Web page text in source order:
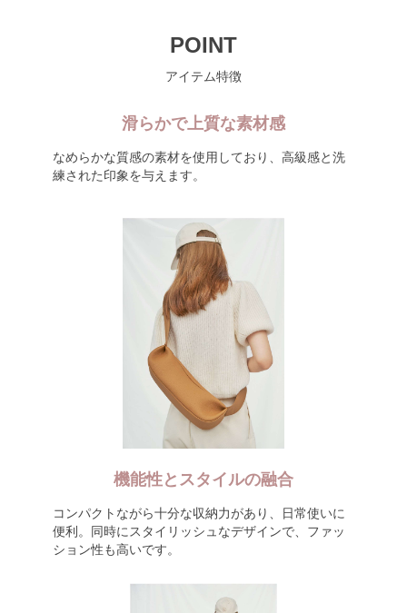
POINT
アイテム特徴
滑らかで上質な素材感
なめらかな質感の素材を使用しており、高級感と洗
練された印象を与えます。
機能性とスタイルの融合
コンパクトながら十分な収納力があり、日常使いに
便利。同時にスタイリッシュなデザインで、ファッ
ション性も高いです。